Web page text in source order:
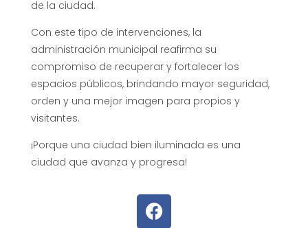
de la ciudad.
Con este tipo de intervenciones, la
administración municipal reafirma su
compromiso de recuperar y fortalecer los
espacios públicos, brindando mayor seguridad,
orden y una mejor imagen para propios y
visitantes.
¡Porque una ciudad bien iluminada es una
ciudad que avanza y progresa!